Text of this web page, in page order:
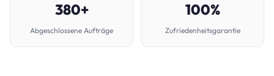
380+
Abgeschlossene Aufträge
100%
Zufriedenheitsgarantie